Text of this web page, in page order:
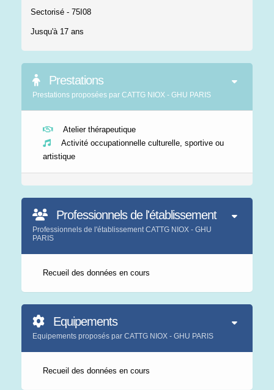
Sectorisé - 75I08
Jusqu'à 17 ans
Prestations
Prestations proposées par CATTG NIOX - GHU PARIS
Atelier thérapeutique
Activité occupationnelle culturelle, sportive ou
artistique
Professionnels de l'établissement
Professionnels de l'établissement CATTG NIOX - GHU
PARIS
Recueil des données en cours
Equipements
Equipements proposés par CATTG NIOX - GHU PARIS
Recueil des données en cours